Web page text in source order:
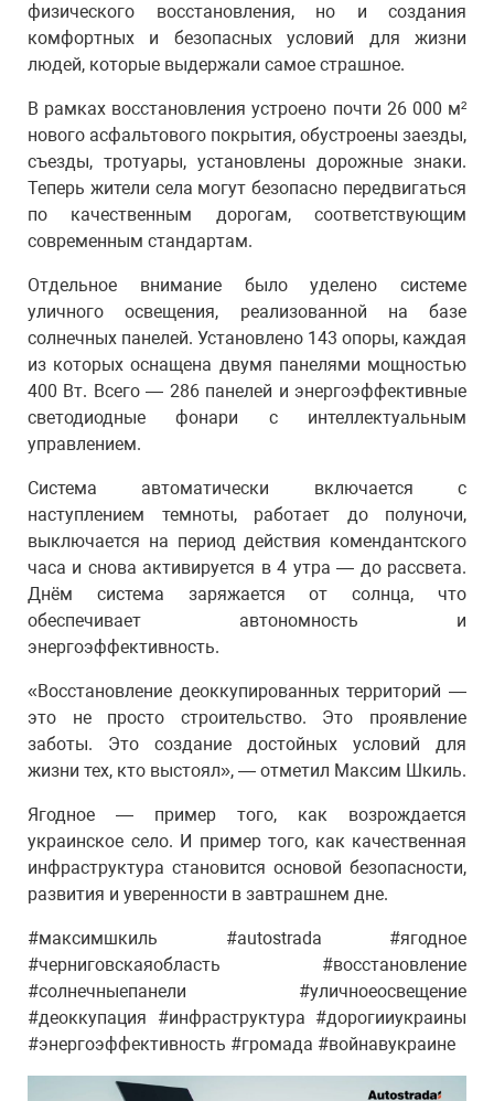
физического восстановления, но и создания
комфортных и безопасных условий для жизни
людей, которые выдержали самое страшное.
В рамках восстановления устроено почти 26 000 м²
нового асфальтового покрытия, обустроены заезды,
съезды, тротуары, установлены дорожные знаки.
Теперь жители села могут безопасно передвигаться
по качественным дорогам, соответствующим
современным стандартам.
Отдельное внимание было уделено системе
уличного освещения, реализованной на базе
солнечных панелей. Установлено 143 опоры, каждая
из которых оснащена двумя панелями мощностью
400 Вт. Всего — 286 панелей и энергоэффективные
светодиодные фонари с интеллектуальным
управлением.
Система автоматически включается с
наступлением темноты, работает до полуночи,
выключается на период действия комендантского
часа и снова активируется в 4 утра — до рассвета.
Днём система заряжается от солнца, что
обеспечивает автономность и
энергоэффективность.
«Восстановление деоккупированных территорий —
это не просто строительство. Это проявление
заботы. Это создание достойных условий для
жизни тех, кто выстоял», — отметил Максим Шкиль.
Ягодное — пример того, как возрождается
украинское село. И пример того, как качественная
инфраструктура становится основой безопасности,
развития и уверенности в завтрашнем дне.
#максимшкиль #autostrada #ягодное
#черниговскаяобласть #восстановление
#солнечныепанели #уличноеосвещение
#деоккупация #инфраструктура #дорогииукраины
#энергоэффективность #громада #войнавукраине